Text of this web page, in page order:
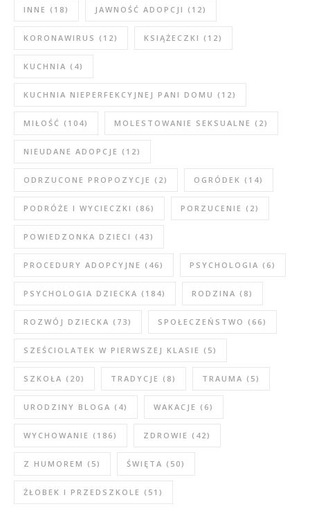
INNE (18) JAWNOŚĆ ADOPCJI (12)
KORONAWIRUS (12) KSIĄŻECZKI (12)
KUCHNIA (4)
KUCHNIA NIEPERFEKCYJNEJ PANI DOMU (12)
MIŁOŚĆ (104) MOLESTOWANIE SEKSUALNE (2)
NIEUDANE ADOPCJE (12)
ODRZUCONE PROPOZYCJE (2) OGRÓDEK (14)
PODRÓŻE I WYCIECZKI (86) PORZUCENIE (2)
POWIEDZONKA DZIECI (43)
PROCEDURY ADOPCYJNE (46) PSYCHOLOGIA (6)
PSYCHOLOGIA DZIECKA (184) RODZINA (8)
ROZWÓJ DZIECKA (73) SPOŁECZEŃSTWO (66)
SZEŚCIOLATEK W PIERWSZEJ KLASIE (5)
SZKOŁA (20) TRADYCJE (8) TRAUMA (5)
URODZINY BLOGA (4) WAKACJE (6)
WYCHOWANIE (186) ZDROWIE (42)
Z HUMOREM (5) ŚWIĘTA (50)
ŻŁOBEK I PRZEDSZKOLE (51)